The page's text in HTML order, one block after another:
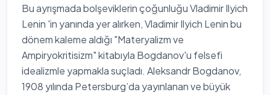
Bu ayrışmada bolşeviklerin çoğunluğu Vladimir Ilyich
Lenin 'in yanında yer alırken, Vladimir Ilyich Lenin bu
dönem kaleme aldığı "Materyalizm ve
Ampiryokritisizm" kitabıyla Bogdanov'u felsefi
idealizmle yapmakla suçladı. Aleksandr Bogdanov,
1908 yılında Petersburg’da yayınlanan ve büyük